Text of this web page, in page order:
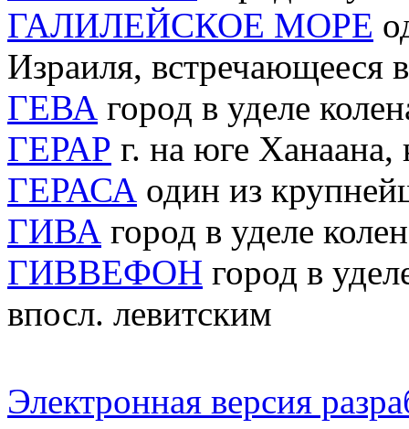
ГАЛИЛЕЙСКОЕ МОРЕ
Израиля, встречающееся
ГЕВА город в уделе
ГЕРАР г. на юге Ханаана,
ГЕРАСА один из
ГИВА город в уделе
ГИВВЕФОН город в
впосл. левитским
Электронная версия